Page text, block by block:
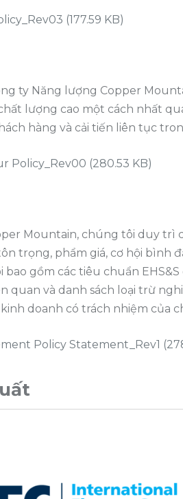
(177.59 KB)
ty Năng lượng Copper
lượng cao một cách nhất
hàng và cải tiến liên tục
Policy_Rev00 (280.53 KB)
Mountain, chúng tôi duy trì
trọng, phẩm giá, cơ hội bình
gồm các tiêu chuẩn
quan và danh sách loại trừ
doanh có trách nhiệm của
Policy Statement_Rev1